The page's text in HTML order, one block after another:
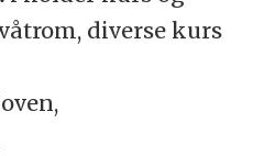
diverse kurs